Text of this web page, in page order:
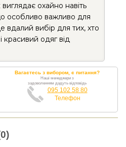
охайно навіть
особливо важливо для
вибір для тих, хто
красивий одяг від
Вагаєтесь з вибором, є питання?
Наші менеджери з
задоволенням дадуть відповідь
095 102 58 80
Телефон